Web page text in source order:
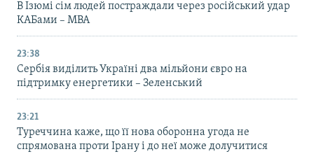
В Ізюмі сім людей постраждали через російський удар
КАБами – МВА
23:38
Сербія виділить Україні два мільйони євро на
підтримку енергетики – Зеленський
23:21
Туреччина каже, що її нова оборонна угода не
спрямована проти Ірану і до неї може долучитися